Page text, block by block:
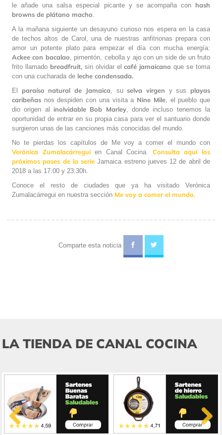
le añade una salsa especial picante y se acompaña con
hash
browns de plátano macho
A la mañana siguiente un desayuno curioso nos espera en la casa
de techos altos de Carol, una de nuestras anfitrionas prepara con
amor un potente plato para empezar el día con mucha energía:
Ackee con bacalao , pimentón, cebolla y ajo con un sidede un fruto
frito llamado breadfruit,sin olvidar el café jamaicano que se toma
con una cucharada de leche condensada.
El paraíso natural de Jamaica , suselva virgen y sus playas
caribeñas nos despiden con una visita a Nine Mile, el pueblo que
dio origen al inolvidable Bob Marley, donde incluso tenemos la
oportunidad de entrar en su propia casa para ver el santuario donde
surgieron unas de las canciones más conocidas del mundo.
No te pierdas los capítulos de Me voy a comer el mundo con
Verónica Zumalacárreguien Canal Cocina. Consulta aquí los
próximos pases de la serie Jamaica estreno jueves 12 de abril de
2018 a las 17:00 y 23:30h.
Conoce el resto de ciudades que ya ha visitado Verónica
Zumalacárregui en nuestra sección Me voy a comer el mundo.
Comparte esta noticia
LA TIENDA DE CANAL COCINA